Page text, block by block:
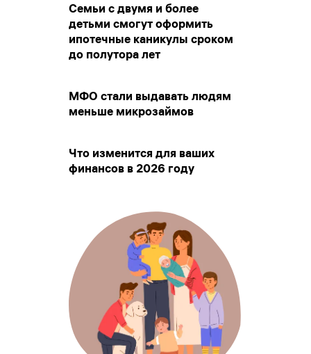
Семьи с двумя и более
детьми смогут оформить
ипотечные каникулы сроком
до полутора лет
МФО стали выдавать людям
меньше микрозаймов
Что изменится для ваших
финансов в 2026 году